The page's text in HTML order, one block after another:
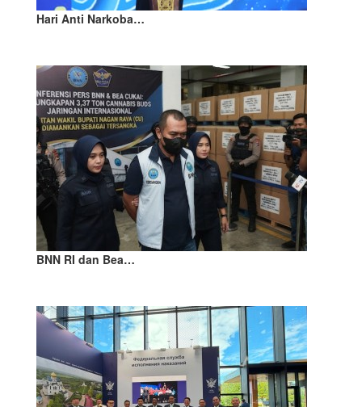
Hari Anti Narkoba…
BNN RI dan Bea…